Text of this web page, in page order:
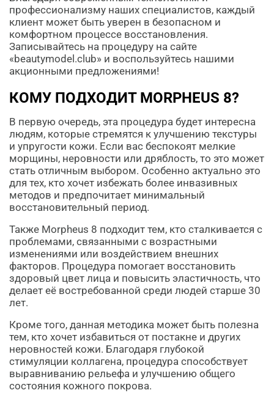
профессионализму наших специалистов, каждый
клиент может быть уверен в безопасном и
комфортном процессе восстановления.
Записывайтесь на процедуру на сайте
«beautymodel.club» и воспользуйтесь нашими
акционными предложениями!
КОМУ ПОДХОДИТ MORPHEUS 8?
В первую очередь, эта процедура будет интересна
людям, которые стремятся к улучшению текстуры
и упругости кожи. Если вас беспокоят мелкие
морщины, неровности или дряблость, то это может
стать отличным выбором. Особенно актуально это
для тех, кто хочет избежать более инвазивных
методов и предпочитает минимальный
восстановительный период.
Также Morpheus 8 подходит тем, кто сталкивается с
проблемами, связанными с возрастными
изменениями или воздействием внешних
факторов. Процедура помогает восстановить
здоровый цвет лица и повысить эластичность, что
делает её востребованной среди людей старше 30
лет.
Кроме того, данная методика может быть полезна
тем, кто хочет избавиться от постакне и других
неровностей кожи. Благодаря глубокой
стимуляции коллагена, процедура способствует
выравниванию рельефа и улучшению общего
состояния кожного покрова.